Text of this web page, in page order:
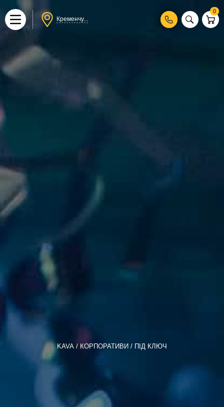
Кременчу...
0
KAVA КОРПОРАТИВИ ПІД КЛЮЧ